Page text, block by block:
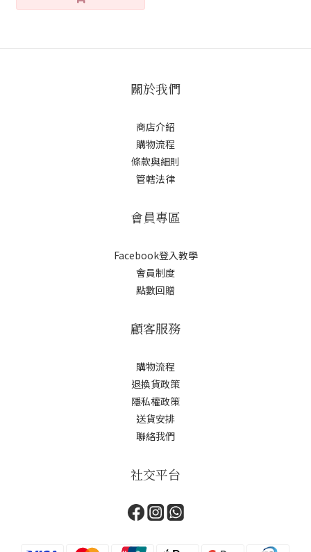
關於我們
商店介紹
購物流程
條款與細則
管轄法律
會員專區
Facebook登入教學
會員制度
點數回贈
顧客服務
購物流程
退換貨政策
隱私權政策
送貨安排
聯絡我們
社交平台